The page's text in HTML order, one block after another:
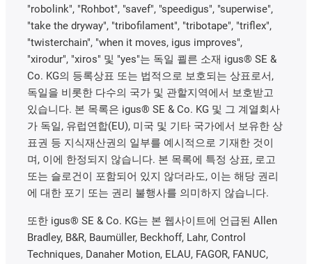
"robolink", "Rohbot", "savef", "speedigus", "superwise",
"take the dryway", "tribofilament", "tribotape", "triflex",
"twisterchain", "when it moves, igus improves",
"xirodur", "xiros" 및 "yes"는 독일 쾰른 소재 igus® SE &
Co. KG의 등록상표 또는 법적으로 보호되는 상표로서,
독일을 비롯한 다수의 국가 및 관할지역에서 보호받고
있습니다. 본 목록은 igus® SE & Co. KG 및 그 계열회사
가 독일, 유럽연합(EU), 미국 및 기타 국가에서 보유한 상
표권 등 지식재산권의 일부를 예시적으로 기재한 것이
며, 이에 한정되지 않습니다. 본 목록에 특정 상표, 로고
또는 슬로건이 포함되어 있지 않더라도, 이는 해당 권리
에 대한 포기 또는 권리 불행사를 의미하지 않습니다.
또한 igus® SE & Co. KG는 본 웹사이트에 언급된 Allen
Bradley, B&R, Baumüller, Beckhoff, Lahr, Control
Techniques, Danaher Motion, ELAU, FAGOR, FANUC,